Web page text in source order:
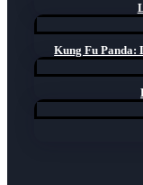
Kung Fu Panda: